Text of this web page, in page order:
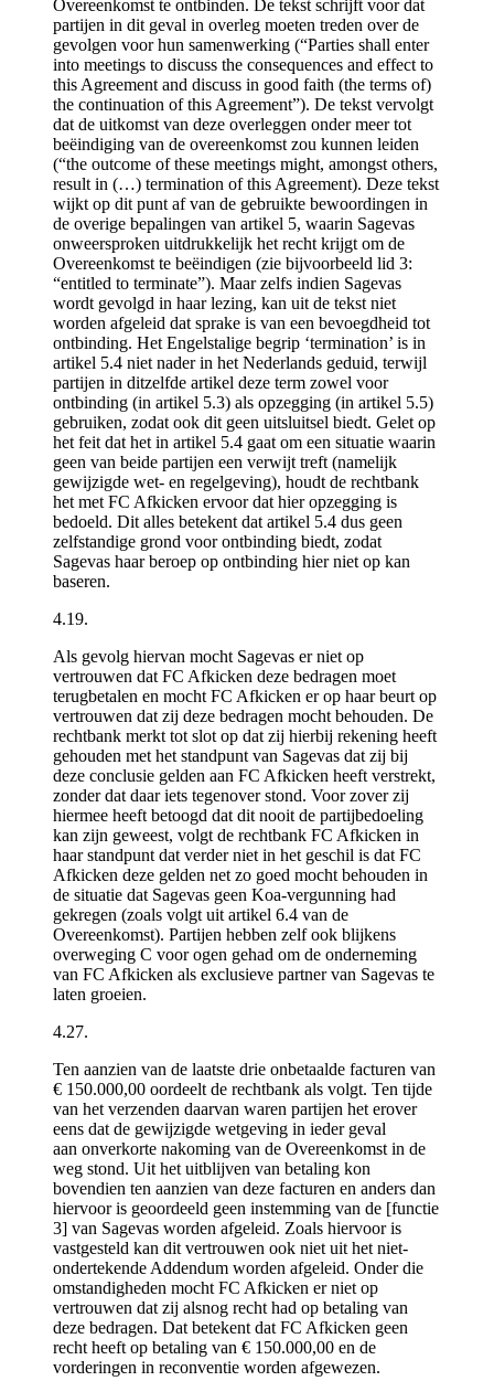
Overeenkomst te ontbinden. De tekst schrijft voor dat
partijen in dit geval in overleg moeten treden over de
gevolgen voor hun samenwerking (“Parties shall enter
into meetings to discuss the consequences and effect to
this Agreement and discuss in good faith (the terms of)
the continuation of this Agreement”). De tekst vervolgt
dat de uitkomst van deze overleggen onder meer tot
beëindiging van de overeenkomst zou kunnen leiden
(“the outcome of these meetings might, amongst others,
result in (…) termination of this Agreement). Deze tekst
wijkt op dit punt af van de gebruikte bewoordingen in
de overige bepalingen van artikel 5, waarin Sagevas
onweersproken uitdrukkelijk het recht krijgt om de
Overeenkomst te beëindigen (zie bijvoorbeeld lid 3:
“entitled to terminate”). Maar zelfs indien Sagevas
wordt gevolgd in haar lezing, kan uit de tekst niet
worden afgeleid dat sprake is van een bevoegdheid tot
ontbinding. Het Engelstalige begrip ‘termination’ is in
artikel 5.4 niet nader in het Nederlands geduid, terwijl
partijen in ditzelfde artikel deze term zowel voor
ontbinding (in artikel 5.3) als opzegging (in artikel 5.5)
gebruiken, zodat ook dit geen uitsluitsel biedt. Gelet op
het feit dat het in artikel 5.4 gaat om een situatie waarin
geen van beide partijen een verwijt treft (namelijk
gewijzigde wet- en regelgeving), houdt de rechtbank
het met FC Afkicken ervoor dat hier opzegging is
bedoeld. Dit alles betekent dat artikel 5.4 dus geen
zelfstandige grond voor ontbinding biedt, zodat
Sagevas haar beroep op ontbinding hier niet op kan
baseren.
4.19.
Als gevolg hiervan mocht Sagevas er niet op
vertrouwen dat FC Afkicken deze bedragen moet
terugbetalen en mocht FC Afkicken er op haar beurt op
vertrouwen dat zij deze bedragen mocht behouden. De
rechtbank merkt tot slot op dat zij hierbij rekening heeft
gehouden met het standpunt van Sagevas dat zij bij
deze conclusie gelden aan FC Afkicken heeft verstrekt,
zonder dat daar iets tegenover stond. Voor zover zij
hiermee heeft betoogd dat dit nooit de partijbedoeling
kan zijn geweest, volgt de rechtbank FC Afkicken in
haar standpunt dat verder niet in het geschil is dat FC
Afkicken deze gelden net zo goed mocht behouden in
de situatie dat Sagevas geen Koa-vergunning had
gekregen (zoals volgt uit artikel 6.4 van de
Overeenkomst). Partijen hebben zelf ook blijkens
overweging C voor ogen gehad om de onderneming
van FC Afkicken als exclusieve partner van Sagevas te
laten groeien.
4.27.
Ten aanzien van de laatste drie onbetaalde facturen van
€ 150.000,00 oordeelt de rechtbank als volgt. Ten tijde
van het verzenden daarvan waren partijen het erover
eens dat de gewijzigde wetgeving in ieder geval
aan onverkorte nakoming van de Overeenkomst in de
weg stond. Uit het uitblijven van betaling kon
bovendien ten aanzien van deze facturen en anders dan
hiervoor is geoordeeld geen instemming van de [functie
3] van Sagevas worden afgeleid. Zoals hiervoor is
vastgesteld kan dit vertrouwen ook niet uit het niet-
ondertekende Addendum worden afgeleid. Onder die
omstandigheden mocht FC Afkicken er niet op
vertrouwen dat zij alsnog recht had op betaling van
deze bedragen. Dat betekent dat FC Afkicken geen
recht heeft op betaling van € 150.000,00 en de
vorderingen in reconventie worden afgewezen.